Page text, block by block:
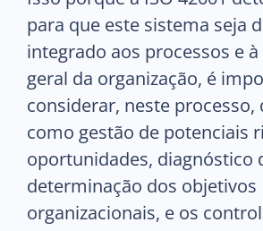
para que este sistema seja
integrado aos processos e
geral da organização, é
considerar, neste processo,
como gestão de potenciais
oportunidades, diagnóstico
determinação dos objetivos
organizacionais, e os